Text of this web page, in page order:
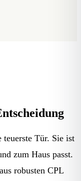
Tür. Sie ist
zum Haus passt.
robusten CPL